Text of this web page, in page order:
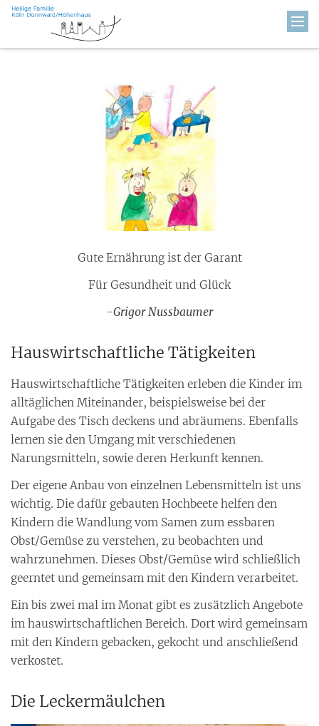
Zum Inhalt springen
Gute Ernährung ist der Garant
Für Gesundheit und Glück
-Grigor Nussbaumer
Hauswirtschaftliche Tätigkeiten
Hauswirtschaftliche Tätigkeiten erleben die Kinder im
alltäglichen Miteinander, beispielsweise bei der
Aufgabe des Tisch deckens und abräumens. Ebenfalls
lernen sie den Umgang mit verschiedenen
Narungsmitteln, sowie deren Herkunft kennen.
Der eigene Anbau von einzelnen Lebensmitteln ist uns
wichtig. Die dafür gebauten Hochbeete helfen den
Kindern die Wandlung vom Samen zum essbaren
Obst/Gemüse zu verstehen, zu beobachten und
wahrzunehmen. Dieses Obst/Gemüse wird schließlich
geerntet und gemeinsam mit den Kindern verarbeitet.
Ein bis zwei mal im Monat gibt es zusätzlich Angebote
im hauswirtschaftlichen Bereich. Dort wird gemeinsam
mit den Kindern gebacken, gekocht und anschließend
verkostet.
Die Leckermäulchen